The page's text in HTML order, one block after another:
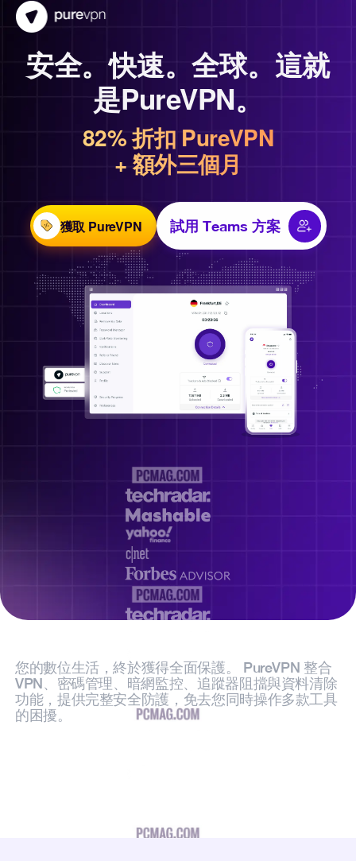
安全。快速。全球。這就
是PureVPN。
82% 折扣 PureVPN
+ 額外三個月
獲取 PureVPN 試用 Teams 方案
您的數位生活，終於獲得全面保護。
PureVPN 整合
VPN、密碼管理、暗網監控、追蹤器阻擋與資料清除
功能，提供完整安全防護，免去您同時操作多款工具
的困擾。